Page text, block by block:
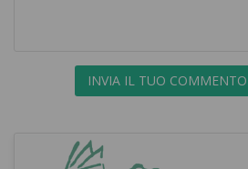
INVIA IL TUO COMMENTO